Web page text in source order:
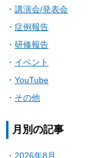
講演会/発表会
症例報告
研修報告
イベント
YouTube
その他
月別の記事
2026年8月